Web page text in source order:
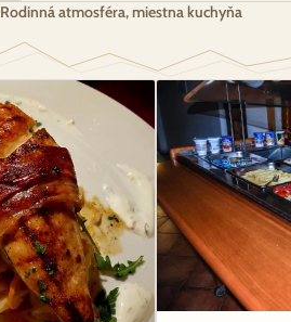
Rodinná atmosféra, miestna kuchyňa